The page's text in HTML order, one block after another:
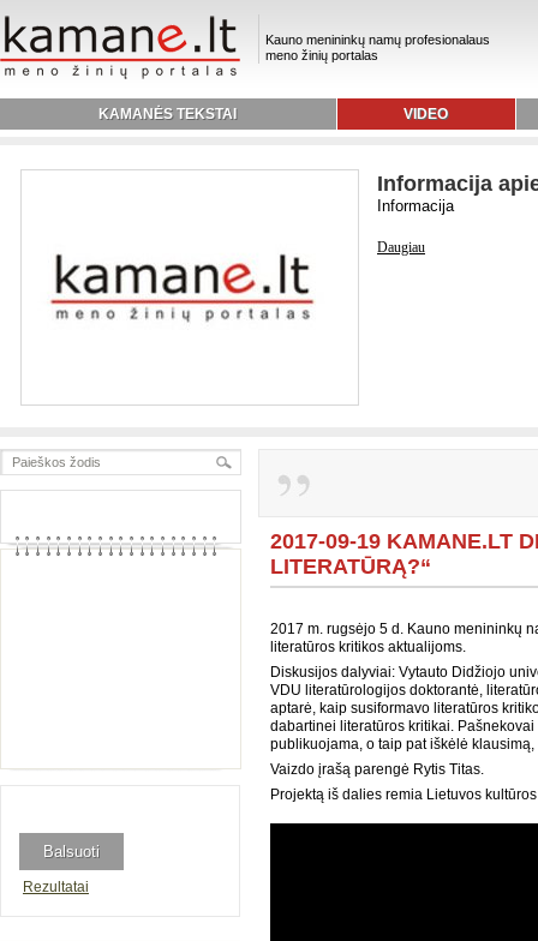
Kauno menininkų namų profesionalaus
meno žinių portalas
KAMANĖS TEKSTAI VIDEO
Informacija
Informacija
Daugiau
Rezultatai
2017-09-19 KAMANE.LT
LITERATŪRĄ?“
2017 m. rugsėjo 5 d. Kauno menininkų
literatūros kritikos aktualijoms.
Diskusijos dalyviai: Vytauto Didžiojo
VDU literatūrologijos doktorantė,
aptarė, kaip susiformavo literatūros
dabartinei literatūros kritikai.
publikuojama, o taip pat iškėlė
Vaizdo įrašą parengė Rytis Titas.
Projektą iš dalies remia Lietuvos